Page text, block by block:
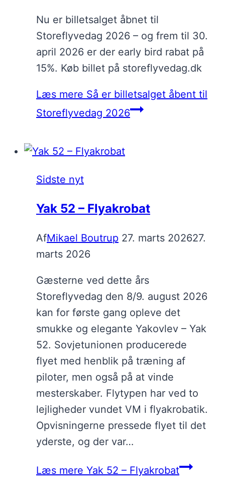
Nu er billetsalget åbnet til
Storeflyvedag 2026 – og frem til 30.
april 2026 er der early bird rabat på
15%. Køb billet på storeflyvedag.dk
Læs mere Så er billetsalget åbent til
Storeflyvedag 2026
Sidste nyt
Yak 52 – Flyakrobat
AfMikael Boutrup 27. marts 202627.
marts 2026
Gæsterne ved dette års
Storeflyvedag den 8/9. august 2026
kan for første gang opleve det
smukke og elegante Yakovlev – Yak
52. Sovjetunionen producerede
flyet med henblik på træning af
piloter, men også på at vinde
mesterskaber. Flytypen har ved to
lejligheder vundet VM i flyakrobatik.
Opvisningerne pressede flyet til det
yderste, og der var…
Læs mere Yak 52 – Flyakrobat